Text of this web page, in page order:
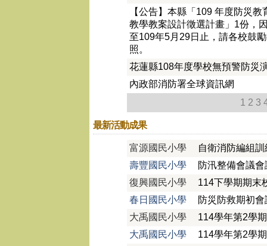
【公告】本縣「109 年度防災
教學教案設計徵選計畫」1份，
至109年5月29日止，請各校鼓
照。
花蓮縣108年度學校無預警防災
內政部消防署全球資訊網
1 2 3
最新活動成果
富源國民小學
自衛消防編組
壽豐國民小學
防汛整備會議會
復興國民小學
114下學期期末
春日國民小學
防災防救期初會
大禹國民小學
114學年第2學
大禹國民小學
114學年第2學